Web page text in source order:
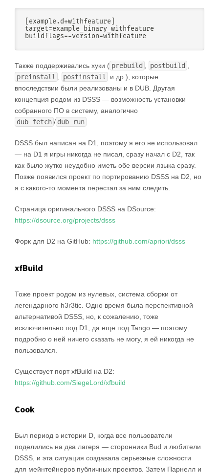
example .d+withfeature
target=example_binary_withfeature
buildflags=-version=withfeature
Также поддерживались хуки ( prebuild postbuild
preinstall
postinstall
и др.), которые
впоследствии были реализованы и в DUB. Другая
концепция родом из DSSS — возможность установки
собранного ПО в систему, аналогично
dub fetch / dub run
DSSS был написан на D1, поэтому я его не использовал
— на D1 я игры никогда не писал, сразу начал с D2, так
как было жутко неудобно иметь обе версии языка сразу.
Позже появился проект по портированию DSSS на D2, но
я с какого-то момента перестал за ним следить.
Страница оригинального DSSS на DSource:
https://dsource.org/projects/dsss
Форк для D2 на GitHub: https://github.com/apriori/dsss
xfBuild
Тоже проект родом из нулевых, система сборки от
легендарного h3r3tic. Одно время была перспективной
альтернативой DSSS, но, к сожалению, тоже
исключительно под D1, да еще под Tango — поэтому
подробно о ней ничего сказать не могу, я ей никогда не
пользовался.
Существует порт xfBuild на D2:
https://github.com/SiegeLord/xfbuild
Cook
Был период в истории D, когда все пользователи
поделились на два лагеря — сторонники Bud и любители
DSSS, и эта ситуация создавала серьезные сложности
для мейнтейнеров публичных проектов. Затем Парнелл и